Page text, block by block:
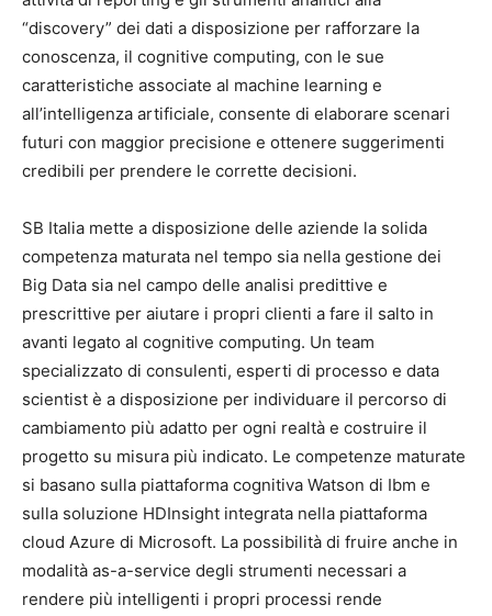
“discovery” dei dati a disposizione per rafforzare la
conoscenza, il cognitive computing, con le sue
caratteristiche associate al machine learning e
all’intelligenza artificiale, consente di elaborare scenari
futuri con maggior precisione e ottenere suggerimenti
credibili per prendere le corrette decisioni.
SB Italia mette a disposizione delle aziende la solida
competenza maturata nel tempo sia nella gestione dei
Big Data sia nel campo delle analisi predittive e
prescrittive per aiutare i propri clienti a fare il salto in
avanti legato al cognitive computing. Un team
specializzato di consulenti, esperti di processo e data
scientist è a disposizione per individuare il percorso di
cambiamento più adatto per ogni realtà e costruire il
progetto su misura più indicato. Le competenze maturate
si basano sulla piattaforma cognitiva Watson di Ibm e
sulla soluzione HDInsight integrata nella piattaforma
cloud Azure di Microsoft. La possibilità di fruire anche in
modalità as-a-service degli strumenti necessari a
rendere più intelligenti i propri processi rende